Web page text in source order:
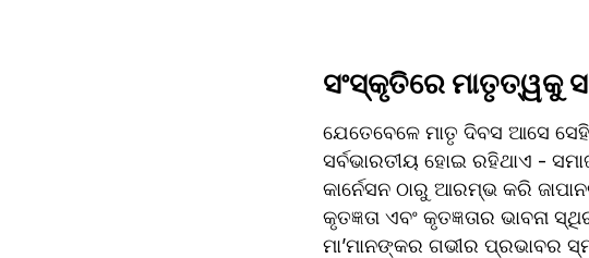
ସଂସ୍କୃତିରେ ମାତୃତ୍ୱକୁ
ଯେତେବେଳେ ମାତୃ ଦିବସ ଆସେ
ସର୍ବଭାରତୀୟ ହୋଇ ରହିଥାଏ -
କାର୍ନେସନ ଠାରୁ ଆରମ୍ଭ କରି
କୃତଜ୍ଞତା ଏବଂ କୃତଜ୍ଞତାର
ମା’ମାନଙ୍କର ଗଭୀର ପ୍ରଭାବର